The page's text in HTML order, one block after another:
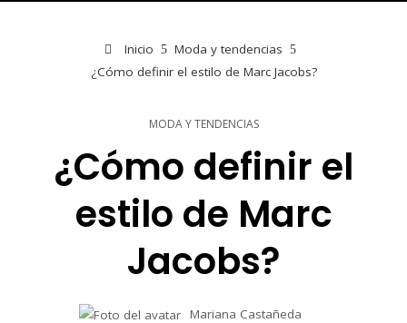
Inicio
Moda y tendencias
¿Cómo definir el estilo de Marc Jacobs?
MODA Y TENDENCIAS
¿Cómo definir el
estilo de Marc
Jacobs?
Mariana Castañeda